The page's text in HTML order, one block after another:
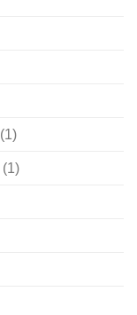
(1)
(1)